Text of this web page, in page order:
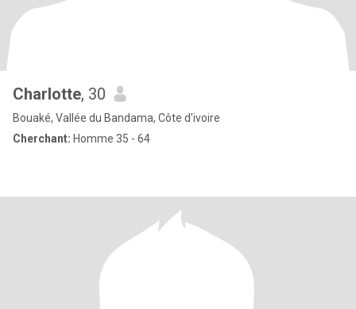
Charlotte, 30
Bouaké, Vallée du Bandama, Côte d'ivoire
Cherchant: Homme 35 - 64